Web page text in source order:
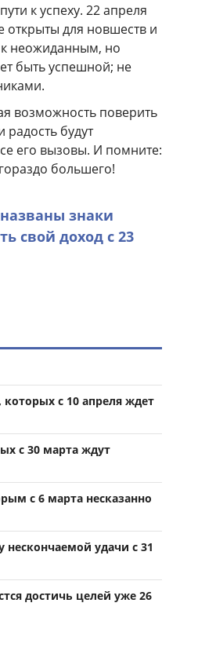
к успеху. 22 апреля
открыты для новшеств и
к неожиданным, но
быть успешной; не
возможность поверить
радость будут
его вызовы. И помните:
большего!
знаки
свой доход с 23
с 10 апреля ждет
с 30 марта ждут
с 6 марта несказанно
нескончаемой удачи с 31
достичь целей уже 26